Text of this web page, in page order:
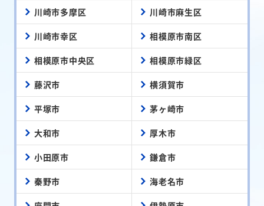
川崎市多摩区 川崎市麻生区
川崎市幸区 相模原市南区
相模原市中央区 相模原市緑区
藤沢市 横須賀市
平塚市 茅ヶ崎市
大和市 厚木市
小田原市 鎌倉市
秦野市 海老名市